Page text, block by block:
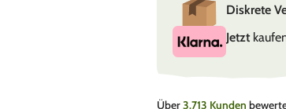
Diskrete
Jetzt
Über3.713 Kunden